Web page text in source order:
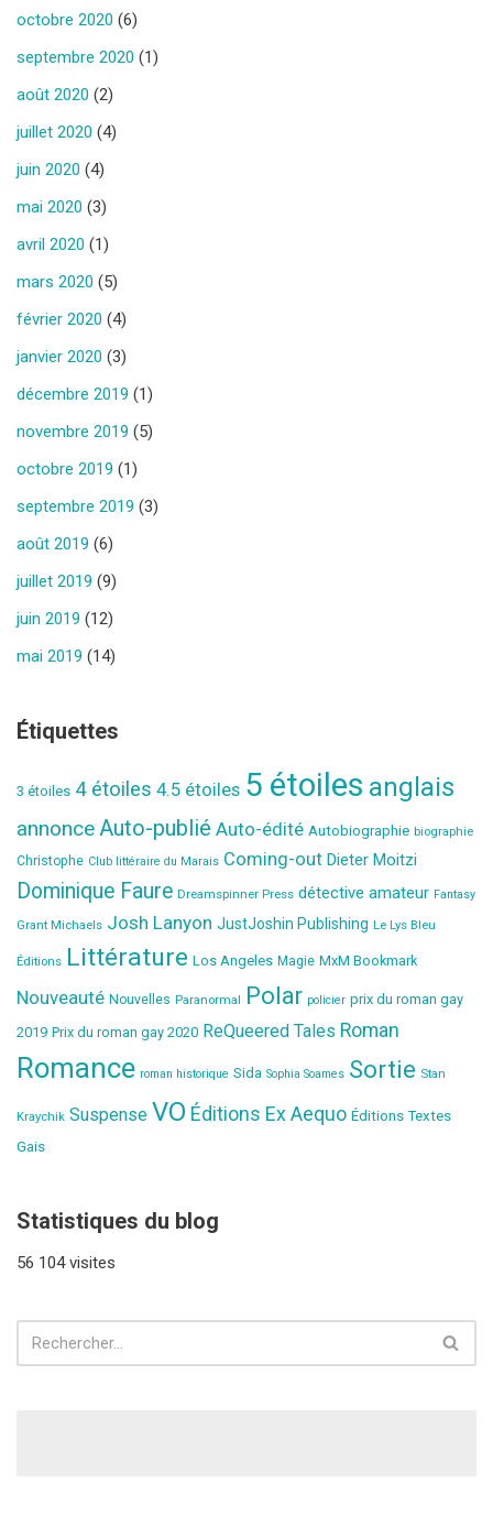
octobre 2020 (6)
septembre 2020 (1)
août 2020 (2)
juillet 2020 (4)
juin 2020 (4)
mai 2020 (3)
avril 2020 (1)
mars 2020 (5)
février 2020 (4)
janvier 2020 (3)
décembre 2019 (1)
novembre 2019 (5)
octobre 2019 (1)
septembre 2019 (3)
août 2019 (6)
juillet 2019 (9)
juin 2019 (12)
mai 2019 (14)
Étiquettes
3 étoiles 4 étoiles 4.5 étoiles 5 étoiles anglais
annonce Auto-publié Auto-édité Autobiographie biographie
Christophe Club littéraire du Marais Coming-out Dieter Moitzi
Dominique Faure Dreamspinner Press détective amateur Fantasy
Grant Michaels Josh Lanyon JustJoshin Publishing Le Lys Bleu
Éditions Littérature Los Angeles Magie MxM Bookmark
Nouveauté Nouvelles Paranormal Polar policier prix du roman gay
2019 Prix du roman gay 2020 ReQueered Tales Roman
Romance roman historique Sida Sophia Soames Sortie Stan
Kraychik Suspense VO Éditions Ex Aequo Éditions Textes
Gais
Statistiques du blog
56 104 visites